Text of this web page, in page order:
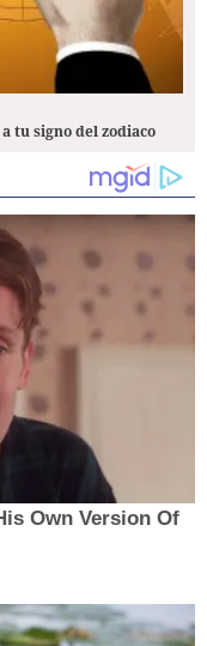
tu signo del zodiaco
Own Version Of